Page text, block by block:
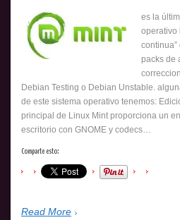
es la
operativo
packs de
Debian Testing o Debian Unstable.
de este sistema operativo tenemos:
principal de Linux Mint proporciona un
escritorio con GNOME y codecs…
Comparte esto:
Read More